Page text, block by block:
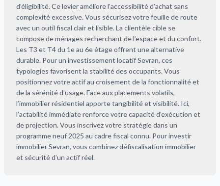
d’éligibilité. Ce levier améliore l’accessibilité d’achat sans
complexité excessive. Vous sécurisez votre feuille de route
avec un outil fiscal clair et lisible. La clientèle cible se
compose de ménages recherchant de l’espace et du confort.
Les T3 et T4 du 1e au 6e étage offrent une alternative
durable. Pour un investissement locatif Sevran, ces
typologies favorisent la stabilité des occupants. Vous
positionnez votre actif au croisement de la fonctionnalité et
de la sérénité d’usage. Face aux placements volatils,
l’immobilier résidentiel apporte tangibilité et visibilité. Ici,
l’actabilité immédiate renforce votre capacité d’exécution et
de projection. Vous inscrivez votre stratégie dans un
programme neuf 2025 au cadre fiscal connu. Pour investir
immobilier Sevran, vous combinez défiscalisation immobilier
et sécurité d’un actif réel.